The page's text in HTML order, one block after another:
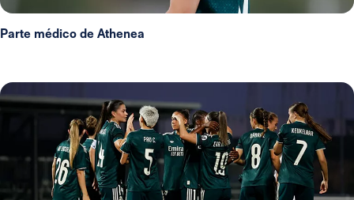
Parte médico de Athenea